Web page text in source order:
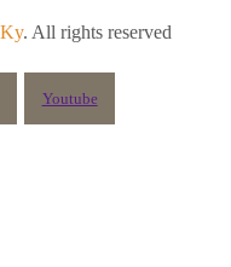
. All rights reserved
Youtube